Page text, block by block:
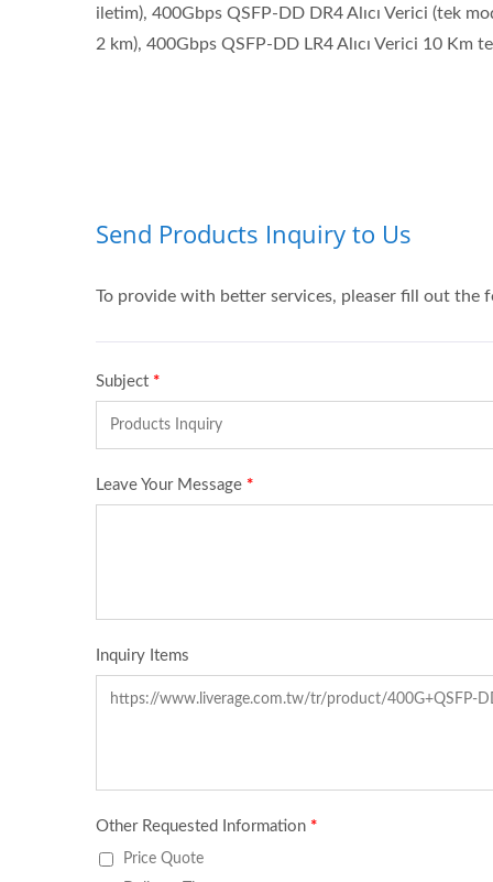
iletim), 400Gbps QSFP-DD DR4 Alıcı Verici (tek
2 km), 400Gbps QSFP-DD LR4 Alıcı Verici 10 Km
Ibert X1 Mini